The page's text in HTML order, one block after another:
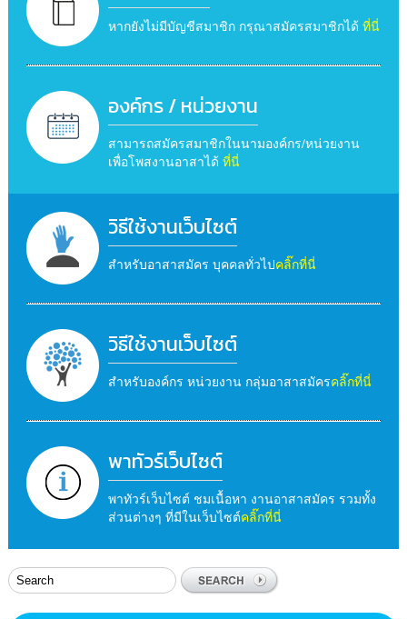
หากยังไม่มีบัญชีสมาชิก กรุณาสมัครสมาชิกได้ ที่นี่
องค์กร / หน่วยงาน
สามารถสมัครสมาชิกในนามองค์กร/หน่วยงาน
เพื่อโพสงานอาสาได้ ที่นี่
วิธีใช้งานเว็บไซต์
สำหรับอาสาสมัคร บุคคลทั่วไปคลิ๊กที่นี่
วิธีใช้งานเว็บไซต์
สำหรับองค์กร หน่วยงาน กลุ่มอาสาสมัครคลิ๊กที่นี่
พาทัวร์เว็บไซต์
พาทัวร์เว็บไซต์ ชมเนื้อหา งานอาสาสมัคร รวมทั้ง
ส่วนต่างๆ ที่มีในเว็บไซต์คลิ๊กที่นี่